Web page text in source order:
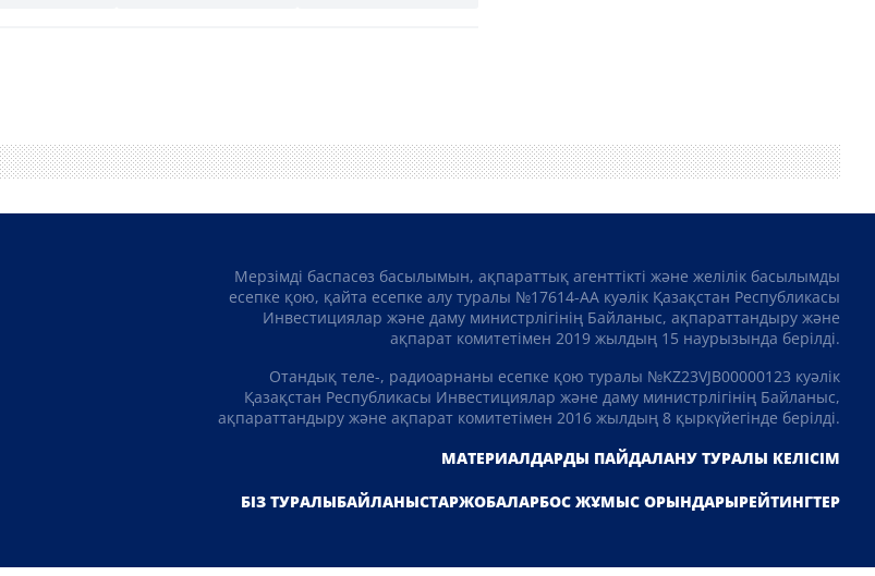
Мерзімді баспасөз басылымын, ақпараттық агенттікті және желілік басылымды
есепке қою, қайта есепке алу туралы №17614-АА куәлік Қазақстан Республикасы
Инвестициялар және даму министрлігінің Байланыс, ақпараттандыру және
ақпарат комитетімен 2019 жылдың 15 наурызында берілді.
Отандық теле-, радиоарнаны есепке қою туралы №KZ23VJB00000123 куәлік
Қазақстан Республикасы Инвестициялар және даму министрлігінің Байланыс,
ақпараттандыру және ақпарат комитетімен 2016 жылдың 8 қыркүйегінде берілді.
МАТЕРИАЛДАРДЫ ПАЙДАЛАНУ ТУРАЛЫ КЕЛІСІМ
БІЗ ТУРАЛЫБАЙЛАНЫСТАРЖОБАЛАРБОС ЖҰМЫС ОРЫНДАРЫРЕЙТИНГТЕР